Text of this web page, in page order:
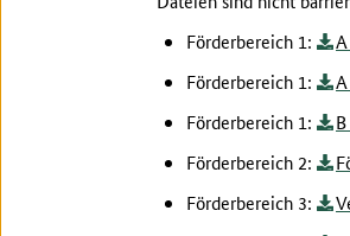
Förderbereich 1:
Förderbereich 1:
Förderbereich 1:
Förderbereich 2:
Förderbereich 3: